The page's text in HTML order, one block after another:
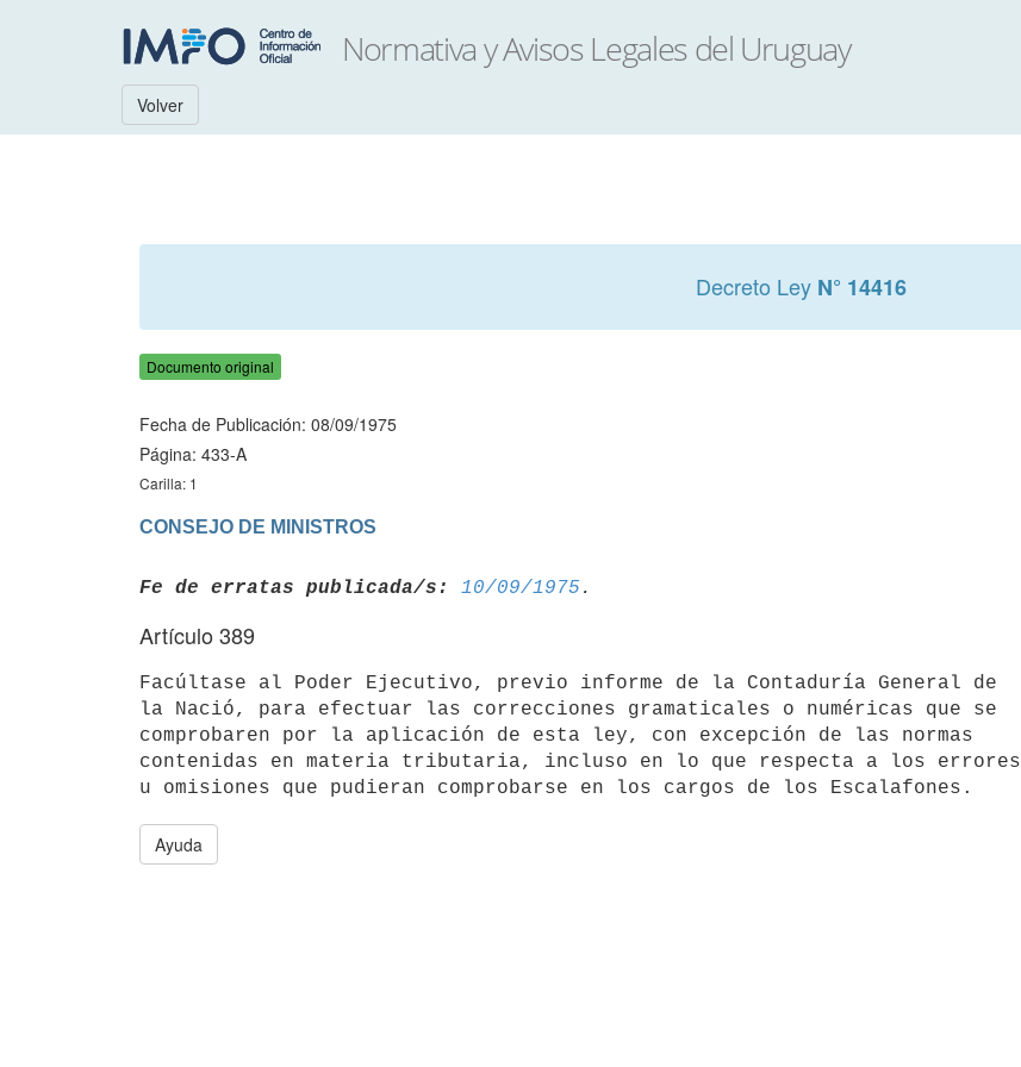
Volver
Decreto Ley N° 14416
Documento original
Fecha de Publicación: 08/09/1975
Página: 433-A
Carilla: 1
CONSEJO DE MINISTROS
Fe de erratas publicada/s: 10/09/1975
Artículo 389
Facúltase al Poder Ejecutivo, previo informe de la Contaduría General de
la Nació, para efectuar las correcciones gramaticales o numéricas que se
comprobaren por la aplicación de esta ley, con excepción de las normas
contenidas en materia tributaria, incluso en lo que respecta a los errores
Ayuda